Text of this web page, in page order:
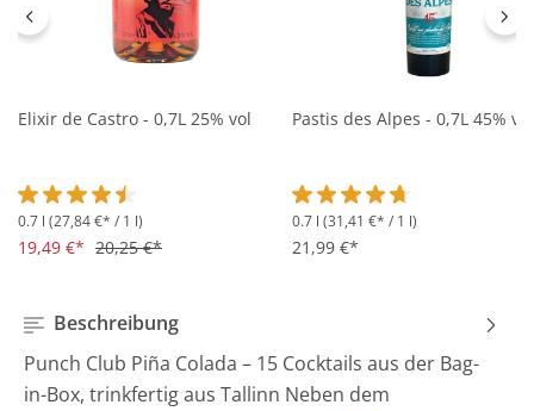
Elixir de Castro - 0,7L 25% vol
Durchschnittliche Bewertung von 4.5 von 5 Sternen
0.7 l (27,84 €* / 1 l)
19,49 €* 20,25 €*
Pastis des Alpes - 0,7L 45% vol
Durchschnittliche
0.7 l (31,41 €* / 1 l)
21,99 €*
Beschreibung
Punch Club Piña Colada – 15 Cocktails aus der Bag-
in-Box, trinkfertig aus Tallinn Neben dem